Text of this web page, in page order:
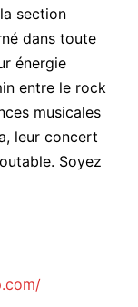
section
dans toute
énergie
entre le rock
musicales
leur concert
Soyez
om/